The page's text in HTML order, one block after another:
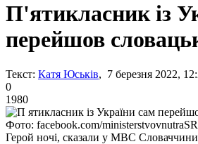
П'ятикласник із
перейшов
Текст: Катя Юськів, 7 березня 2022,
0
1980
Фото: facebook.com/ministerstvovnutraSR
Герой ночі, сказали у МВС Словаччини